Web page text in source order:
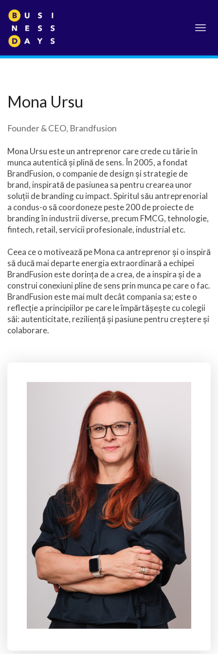
Mona Ursu
Founder & CEO, Brandfusion
Mona Ursu este un antreprenor care crede cu tărie în
munca autentică și plină de sens. În 2005, a fondat
BrandFusion, o companie de design și strategie de
brand, inspirată de pasiunea sa pentru crearea unor
soluții de branding cu impact. Spiritul său antreprenorial
a condus-o să coordoneze peste 200 de proiecte de
branding în industrii diverse, precum FMCG, tehnologie,
fintech, retail, servicii profesionale, industrial etc.
Ceea ce o motivează pe Mona ca antreprenor și o inspiră
să ducă mai departe energia extraordinară a echipei
BrandFusion este dorința de a crea, de a inspira și de a
construi conexiuni pline de sens prin munca pe care o fac.
BrandFusion este mai mult decât compania sa; este o
reflecție a principiilor pe care le împărtășește cu colegii
săi: autenticitate, reziliență și pasiune pentru creștere și
colaborare.